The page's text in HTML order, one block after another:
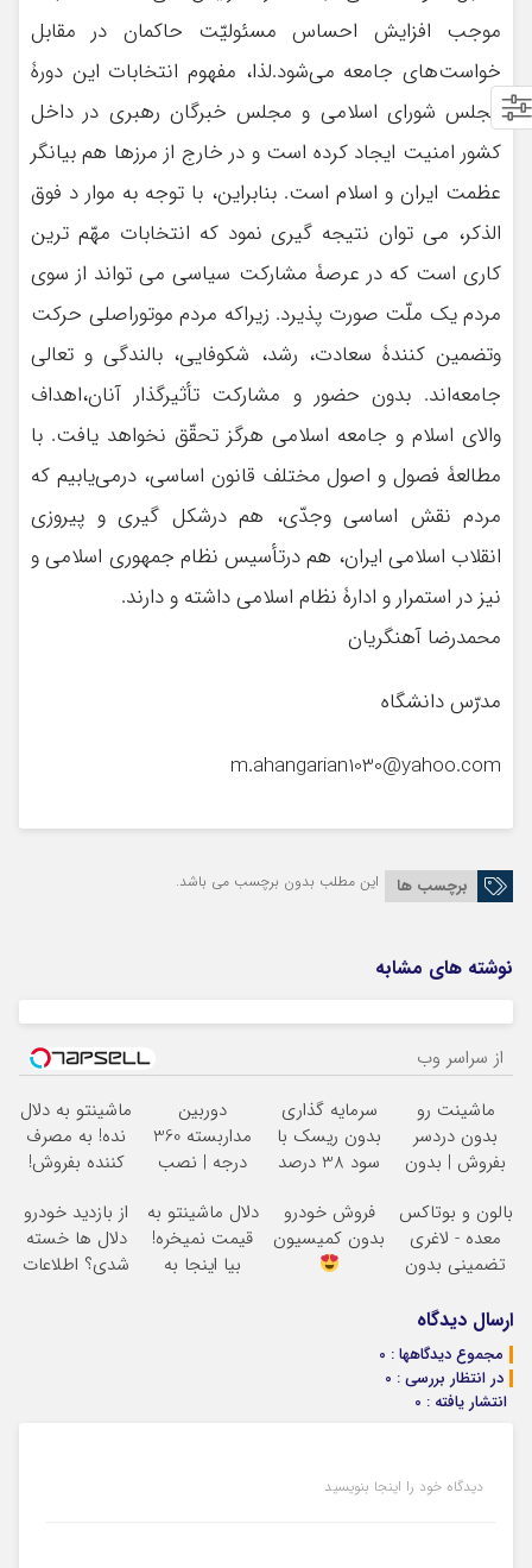
موجب افزايش احساس مسئوليّت حاكمان در مقابل
خواست‌های جامعه می‌شود.لذا، مفهوم انتخابات این دورۀ
مجلس شورای اسلامی و مجلس خبرگان رهبری در داخل
کشور امنیت ایجاد کرده است و در خارج از مرزها هم بیانگر
عظمت ایران و اسلام است. بنابراین، با توجه به موار د فوق
الذکر، می توان نتیجه گیری نمود که انتخابات مهّم ترین
کاری است که در عرصۀ مشارکت سیاسی می تواند از سوی
مردم یک ملّت صورت پذیرد. زیراکه مردم موتوراصلی حركت
وتضمين كنندۀ سعادت، رشد، شكوفايی، بالندگی و تعالی
جامعه‌اند. بدون حضور و مشاركت تأثيرگذار آنان،اهداف
والای اسلام و جامعه اسلامی هرگز تحقّق نخواهد يافت. با
مطالعۀ فصول و اصول مختلف قانون اساسی، درمی‌يابيم كه
مردم نقش اساسی وجدّی، هم درشكل گيری و پيروزی
انقلاب اسلامی ايران، هم درتأسيس نظام جمهوری اسلامی و
نیز در استمرار و ادارۀ نظام اسلامی داشته و دارند.
محمدرضا آهنگریان
مدرّس دانشگاه
m.ahangarian1030@yahoo.com
برچسب ها این مطلب بدون برچسب می باشد.
نوشته های مشابه
از سراسر وب
ماشینت رو
بدون دردسر
بفروش | بدون
سرمایه گذاری
بدون ریسک با
سود 38 درصد
دوربین
مداربسته 360
درجه | نصب
ماشینتو به دلال
نده! به مصرف
کننده بفروش!
یک تماس
بالون و بوتاکس
معده - لاغری
تضمینی بدون
فروش خودرو
بدون کمیسیون
دلال ماشینتو به
قیمت نمیخره!
بیا اینجا به
از بازدید خودرو
دلال ها خسته
شدی؟ اطلاعات
ارسال دیدگاه
مجموع دیدگاهها : 0
در انتظار بررسی : 0
انتشار یافته : 0
دیدگاه خود را اینجا بنویسید